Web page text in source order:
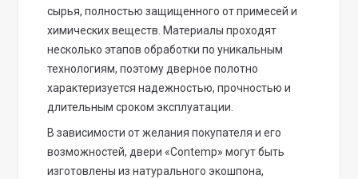
сырья, полностью защищенного от примесей и
химических веществ. Материалы проходят
несколько этапов обработки по уникальным
технологиям, поэтому дверное полотно
характеризуется надежностью, прочностью и
длительным сроком эксплуатации.
В зависимости от желания покупателя и его
возможностей, двери «Contemp» могут быть
изготовлены из натурального экошпона,